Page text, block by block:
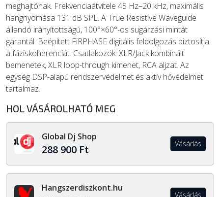
meghajtónak. Frekvenciaátvitele 45 Hz–20 kHz, maximális
hangnyomása 131 dB SPL. A True Resistive Waveguide
állandó irányítottságú, 100°×60°-os sugárzási mintát
garantál. Beépített FiRPHASE digitális feldolgozás biztosítja
a fáziskoherenciát. Csatlakozók: XLR/Jack kombinált
bemenetek, XLR loop-through kimenet, RCA aljzat. Az
egység DSP-alapú rendszervédelmet és aktív hővédelmet
tartalmaz.
HOL VÁSÁROLHATÓ MEG
Global Dj Shop
288 900 Ft Vásárlás
Hangszerdiszkont.hu
Vásárlás